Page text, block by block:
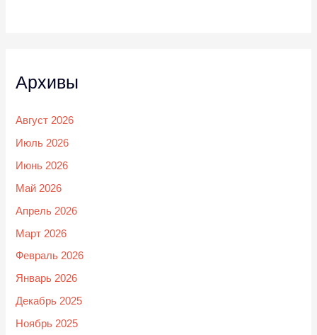
Архивы
Август 2026
Июль 2026
Июнь 2026
Май 2026
Апрель 2026
Март 2026
Февраль 2026
Январь 2026
Декабрь 2025
Ноябрь 2025